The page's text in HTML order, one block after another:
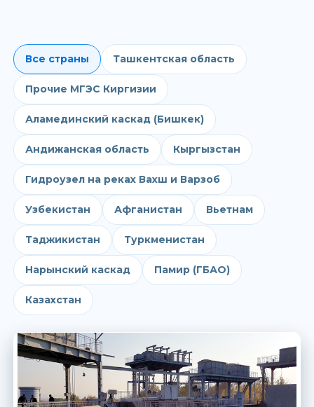
Все страны Ташкентская область
Прочие МГЭС Киргизии
Аламединский каскад (Бишкек)
Андижанская область Кыргызстан
Гидроузел на реках Вахш и Варзоб
Узбекистан Афганистан Вьетнам
Таджикистан Туркменистан
Нарынский каскад Памир (ГБАО)
Казахстан